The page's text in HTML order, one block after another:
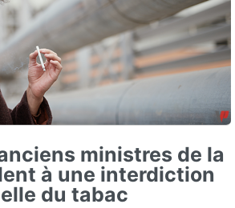
ministres de la
à une interdiction
du tabac